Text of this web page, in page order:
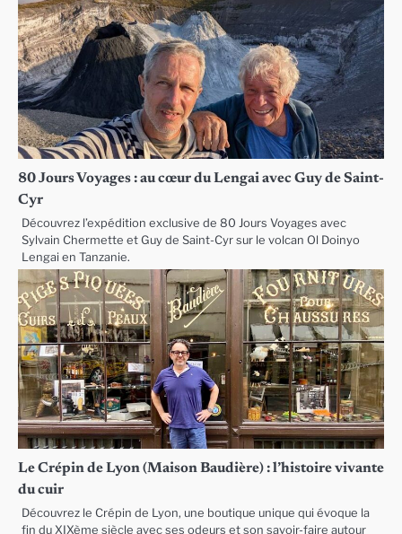
80 Jours Voyages : au cœur du Lengai avec Guy de Saint-
Cyr
Découvrez l’expédition exclusive de 80 Jours Voyages avec
Sylvain Chermette et Guy de Saint-Cyr sur le volcan Ol Doinyo
Lengai en Tanzanie.
Le Crépin de Lyon (Maison Baudière) : l’histoire vivante
du cuir
Découvrez le Crépin de Lyon, une boutique unique qui évoque la
fin du XIXème siècle avec ses odeurs et son savoir-faire autour